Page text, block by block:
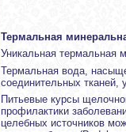
Термальная
Уникальная термальная
Термальная вода,
соединительных
Питьевые курсы
профилактики
целебных источников